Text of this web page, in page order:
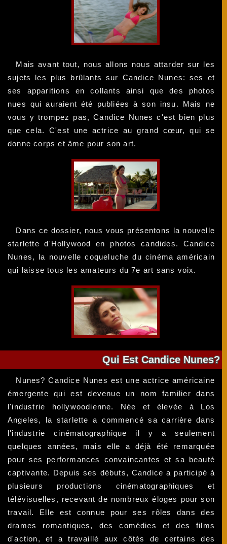
Mais avant tout, nous allons nous attarder sur les
sujets les plus brûlants sur Candice Nunes: ses et
ses apparitions en collants ainsi que des photos
nues qui auraient été publiées à son insu. Mais ne
vous y trompez pas, Candice Nunes c'est bien plus
que cela. C'est une actrice au grand cœur, qui se
donne corps et âme pour son art.
Dans ce dossier, nous vous présentons la nouvelle
starlette d'Hollywood en photos candides. Candice
Nunes, la nouvelle coqueluche du cinéma américain
qui laisse tous les amateurs du 7e art sans voix.
Qui Est Candice Nunes?
Nunes? Candice Nunes est une actrice américaine
émergente qui est devenue un nom familier dans
l'industrie hollywoodienne. Née et élevée à Los
Angeles, la starlette a commencé sa carrière dans
l'industrie cinématographique il y a seulement
quelques années, mais elle a déjà été remarquée
pour ses performances convaincantes et sa beauté
captivante. Depuis ses débuts, Candice a participé à
plusieurs productions cinématographiques et
télévisuelles, recevant de nombreux éloges pour son
travail. Elle est connue pour ses rôles dans des
drames romantiques, des comédies et des films
d'action, et a travaillé aux côtés de certains des